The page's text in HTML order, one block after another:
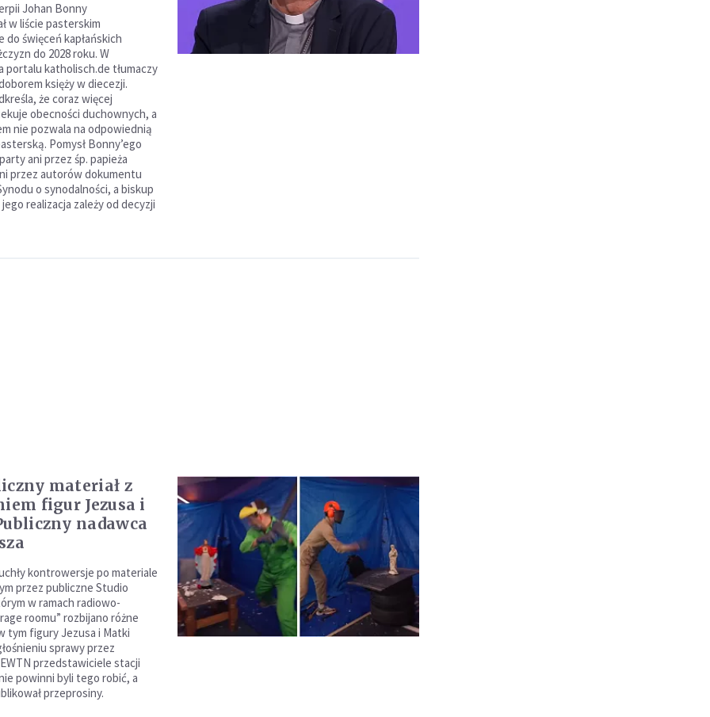
Johan Bonny
w liście pasterskim
do święceń kapłańskich
do 2028 roku. W
portalu katholisch.de tłumaczy
księży w diecezji.
że coraz więcej
obecności duchownych, a
nie pozwala na odpowiednią
Pomysł Bonny’ego
ani przez śp. papieża
przez autorów dokumentu
o synodalności, a biskup
realizacja zależy od decyzji
materiał z
figur Jezusa i
nadawca
kontrowersje po materiale
przez publiczne Studio
w ramach radiowo-
roomu” rozbijano różne
tym figury Jezusa i Matki
sprawy przez
przedstawiciele stacji
powinni byli tego robić, a
przeprosiny.